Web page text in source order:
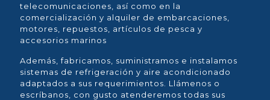
telecomunicaciones, así como en la
comercialización y alquiler de embarcaciones,
motores, repuestos, artículos de pesca y
accesorios marinos
Además, fabricamos, suministramos e instalamos
sistemas de refrigeración y aire acondicionado
adaptados a sus requerimientos. Llámenos o
escríbanos, con gusto atenderemos todas sus